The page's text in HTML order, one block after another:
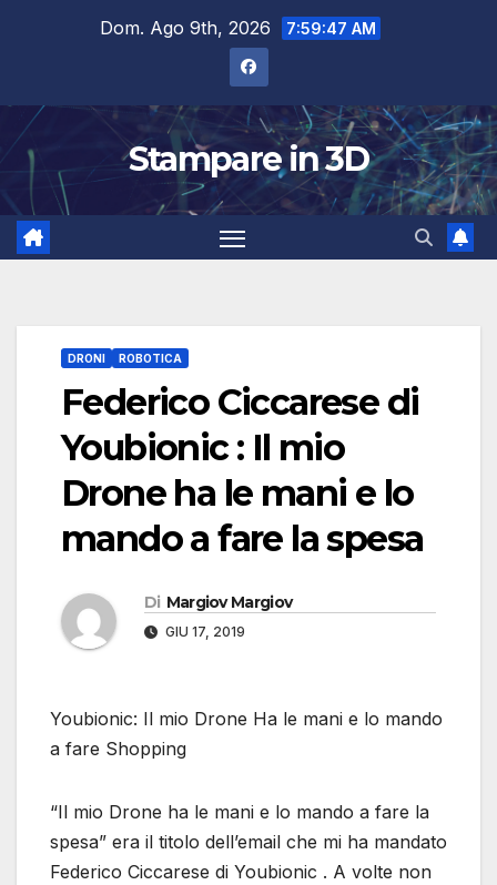
Dom. Ago 9th, 2026 7:59:47 AM
Stampare in 3D
DRONI ROBOTICA
Federico Ciccarese di
Youbionic : Il mio
Drone ha le mani e lo
mando a fare la spesa
Di Margiov Margiov
GIU 17, 2019
Youbionic: Il mio Drone Ha le mani e lo mando
a fare Shopping
“Il mio Drone ha le mani e lo mando a fare la
spesa” era il titolo dell’email che mi ha mandato
Federico Ciccarese di Youbionic . A volte non